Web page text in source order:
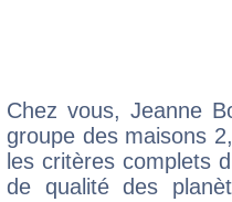
Chez vous, Jeanne
groupe des maisons
les critères complets
de qualité des